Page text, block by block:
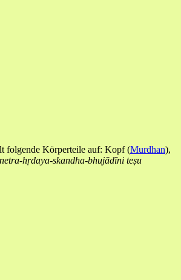
folgende Körperteile auf: Kopf (Murdhan),
hṛdaya-skandha-bhujādīni teṣu